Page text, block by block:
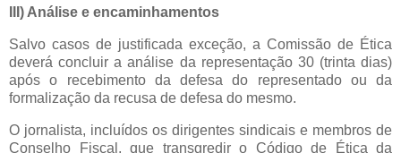
III) Análise e encaminhamentos
Salvo casos de justificada exceção, a Comissão de Ética
deverá concluir a análise da representação 30 (trinta dias)
após o recebimento da defesa do representado ou da
formalização da recusa de defesa do mesmo.
O jornalista, incluídos os dirigentes sindicais e membros de
Conselho Fiscal, que transgredir o Código de Ética da